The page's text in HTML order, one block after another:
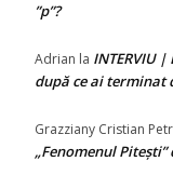
”p”?
Adrian la INTERVIU
după ce ai terminat
Grazziany Cristian
„Fenomenul